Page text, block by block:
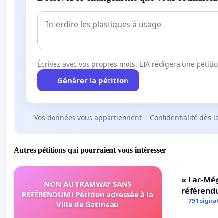
Écrivez avec vos propres mots. L’IA rédigera une
Générer la pétition
Vos données vous appartiennent Confidentialité dès
Autres pétitions qui pourraient vous intéresser
NON AU TRAMWAY SANS
RÉFÉRENDUM ! Pétition adressée à la
Ville de Gatineau
« Lac-
751